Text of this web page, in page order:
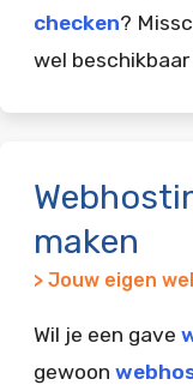
checken?
wel
maken
> Jouw eigen
Wil je een gave
gewoon